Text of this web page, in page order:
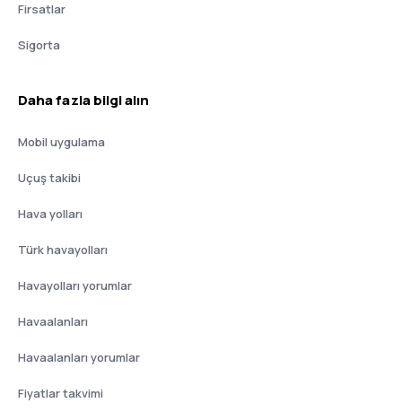
Firsatlar
Sigorta
Daha fazla bilgi alın
Mobil uygulama
Uçuş takibi
Hava yolları
Türk havayolları
Havayolları yorumlar
Havaalanları
Havaalanları yorumlar
Fiyatlar takvimi